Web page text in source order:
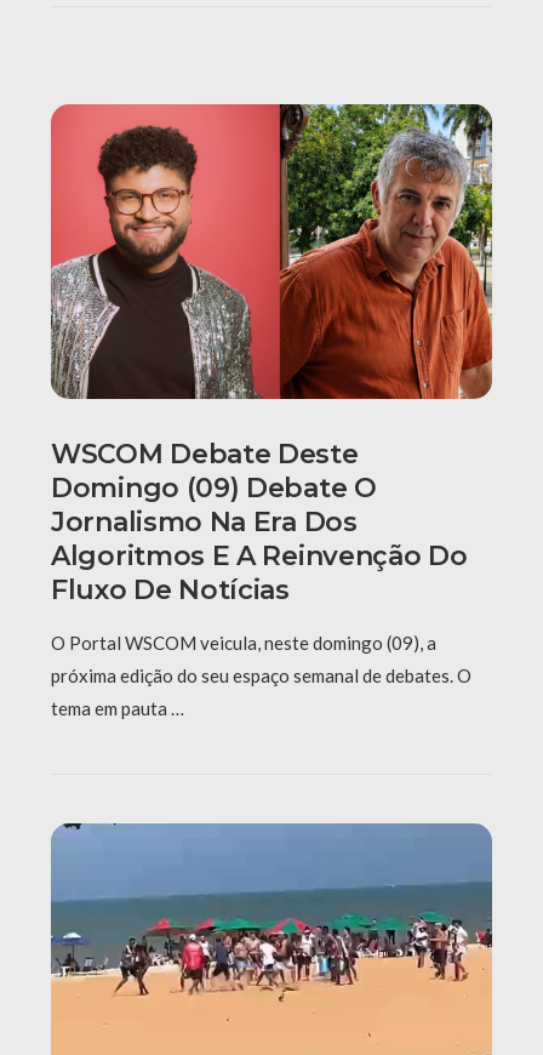
WSCOM Debate Deste
Domingo (09) Debate O
Jornalismo Na Era Dos
Algoritmos E A Reinvenção Do
Fluxo De Notícias
O Portal WSCOM veicula, neste domingo (09), a
próxima edição do seu espaço semanal de debates. O
tema em pauta …